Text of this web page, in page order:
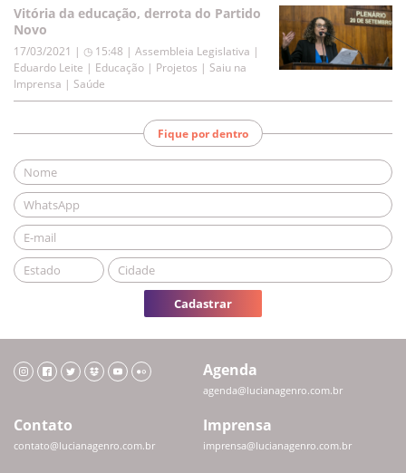
Vitória da educação, derrota do Partido
Novo
17/03/2021 | ◷ 15:48 | Assembleia Legislativa |
Eduardo Leite | Educação | Projetos | Saiu na
Imprensa | Saúde
Fique por dentro
Cadastrar
Agenda
agenda@lucianagenro.com.br
Contato
contato@lucianagenro.com.br
Imprensa
imprensa@lucianagenro.com.br